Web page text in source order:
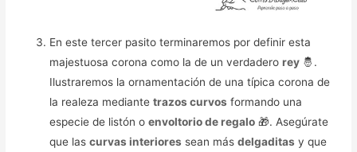
En este tercer pasito terminaremos por definir esta
majestuosa corona como la de un verdaderorey 🤴.
Ilustraremos la ornamentación de una típica corona de
la realeza mediantetrazos curvos formando una
especie de listón oenvoltorio de regalo 🎁. Asegúrate
que lascurvas interiores sean másdelgaditas y que